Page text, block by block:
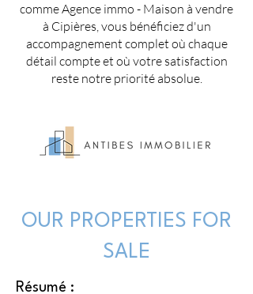
comme Agence immo - Maison à vendre
à Cipières, vous bénéficiez d'un
accompagnement complet où chaque
détail compte et où votre satisfaction
reste notre priorité absolue.
OUR PROPERTIES FOR
SALE
Résumé :